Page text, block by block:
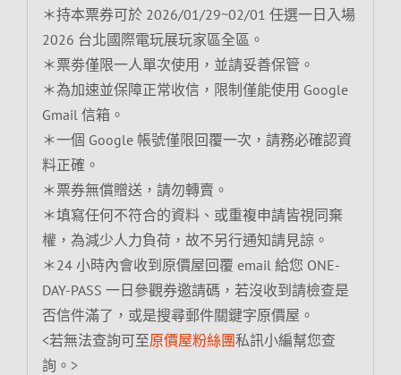
＊持本票券可於 2026/01/29~02/01 任選一日入場
2026 台北國際電玩展玩家區全區。
＊票劵僅限一人單次使用，並請妥善保管。
＊為加速並保障正常收信，限制僅能使用 Google
Gmail 信箱。
＊一個 Google 帳號僅限回覆一次，請務必確認資
料正確。
＊票券無償贈送，請勿轉賣。
＊填寫任何不符合的資料、或重複申請皆視同棄
權，為減少人力負荷，故不另行通知請見諒。
＊24 小時內會收到原價屋回覆 email 給您 ONE-
DAY-PASS 一日參觀券邀請碼，若沒收到請檢查是
否信件滿了，或是搜尋郵件關鍵字原價屋。
<若無法查詢可至原價屋粉絲團私訊小編幫您查
詢。>